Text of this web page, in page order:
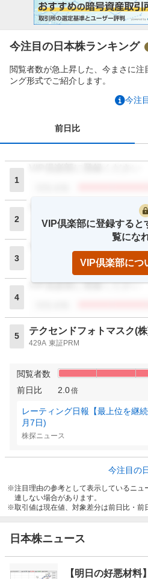
今注目の日本株ランキング
閲覧者数が急上昇した、今まさに
ング形式でご紹介します。
今注
前日比
1
2
VIP倶楽部に登録ください
閲覧者数
3
4
VIP倶楽部に登録ください
5
テクセンドフォトマスク(
429A 東証PRM
閲覧者数
前日比
2.0倍
レーティング日報【最上位を継
月7日)
株探ニュース
VIP倶楽部に登録すると
覧にな
VIP倶楽部につ
今注目の
注目理由の参考として表示しているニ
連しない場合があります。
取引値は現在値、対象差分は前日比・前
日本株ニュース
【明日の好悪材料